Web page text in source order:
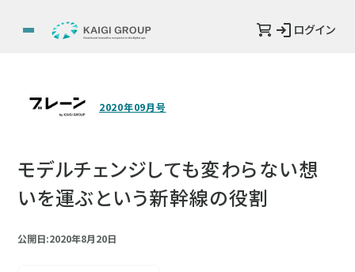
ログイン
2020年09月号
モデルチェンジしても変わらない想
いを運ぶという新幹線の役割
公開日:2020年8月20日